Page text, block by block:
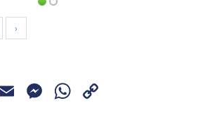
›
EmailMessenger
WhatsApp